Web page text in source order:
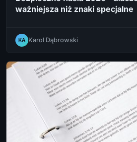
ważniejsza niż znaki specjalne
KA Karol Dąbrowski